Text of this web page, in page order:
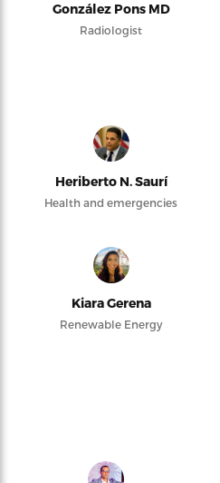
González Pons MD
Radiologist
Heriberto N. Saurí
Health and emergencies
Kiara Gerena
Renewable Energy